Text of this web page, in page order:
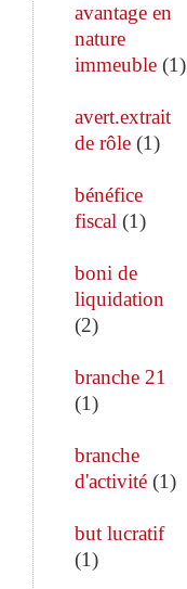
avantage en
nature
immeuble (1)
avert.extrait
de rôle (1)
bénéfice
fiscal (1)
boni de
liquidation
(2)
branche 21
(1)
branche
d'activité (1)
but lucratif
(1)